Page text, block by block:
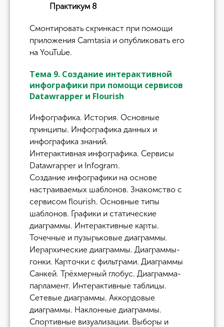
Практикум 8
Смонтировать скринкаст при помощи
приложения Camtasia и опубликовать его
на YouTube.
Тема 9. Создание интерактивной
инфографики при помощи сервисов
Datawrapper и Flourish
Инфографика. История. Основные
принципы. Инфографика данных и
инфографика знаний.
Интерактивная инфографика. Сервисы
Datawrapper и Infogram.
Создание инфографики на основе
настраиваемых шаблонов. Знакомство с
сервисом flourish. Основные типы
шаблонов. Графики и статические
диаграммы. Интерактивные карты.
Точечные и пузырьковые диаграммы.
Иерархические диаграммы. Диаграммы-
гонки. Карточки с фильтрами. Диаграммы
Санкей. Трёхмерный глобус. Диаграмма-
парламент. Интерактивные таблицы.
Сетевые диаграммы. Аккордовые
диаграммы. Наклонные диаграммы.
Спортивные визуализации. Выборы и